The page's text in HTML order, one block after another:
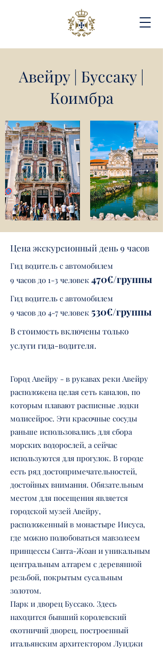
Авейру | Буссаку |
Коимбра
Цена экскурсионный день 9 часов
Гид водитель с автомобилем
9 часов до 1-3 человек 470€/группы
Гид водитель с автомобилем
9 часов до 4-7 человек 530€/группы
В стоимость включены только
услуги гида-водителя.
Город Авейру - в рукавах реки Авейру
расположена целая сеть каналов, по
которым плавают расписные лодки
молисейрос. Эти красочные сосуды
раньше использовались для сбора
морских водорослей, а сейчас
используются для прогулок. В городе
есть ряд достопримечательностей,
достойных внимания. Обязательным
местом для посещения является
городской музей Авейру,
расположенный в монастыре Иисуса,
где можно полюбоваться мавзолеем
принцессы Санта-Жоан и уникальным
центральным алтарем с деревянной
резьбой, покрытым сусальным
золотом.
Парк и дворец Буссако. Здесь
находится бывший королевский
охотничий дворец, построенный
итальянским архитектором Луиджи